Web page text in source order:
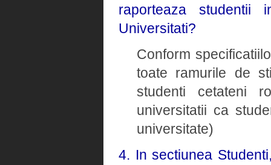
raporteaza
Universitati?
Conform
toate ramurile de
studenti cetateni
universitatii ca
universitate)
4. In sectiunea